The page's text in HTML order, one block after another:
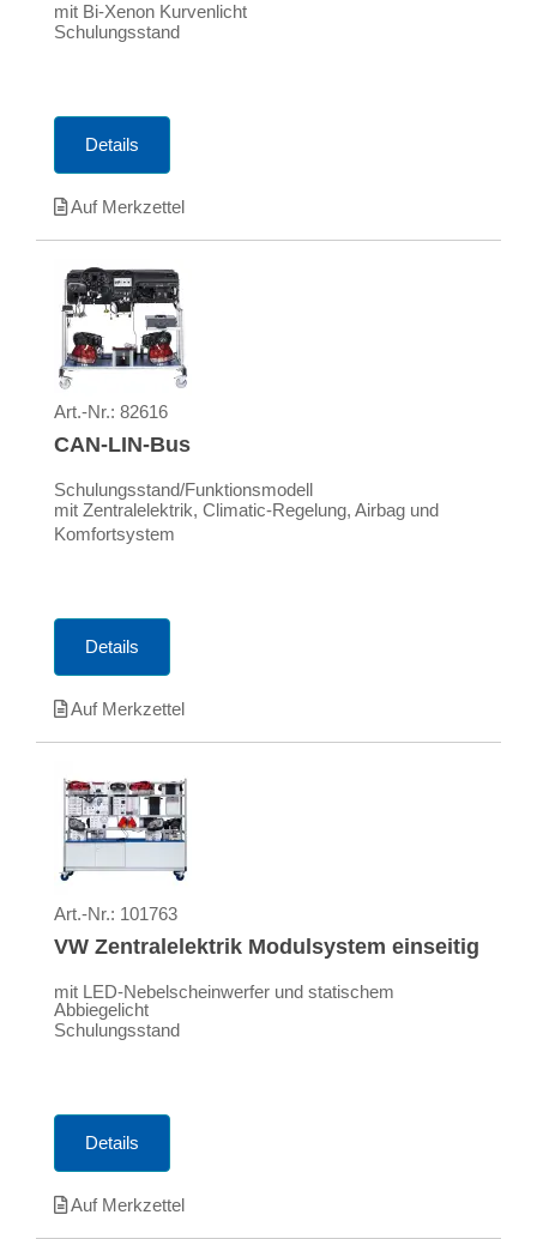
mit Bi-Xenon Kurvenlicht
Schulungsstand
Details
Auf Merkzettel
Art.-Nr.: 82616
CAN-LIN-Bus
Schulungsstand/Funktionsmodell
mit Zentralelektrik, Climatic-Regelung, Airbag und
Komfortsystem
Details
Auf Merkzettel
Art.-Nr.: 101763
VW Zentralelektrik Modulsystem einseitig
mit LED-Nebelscheinwerfer und statischem
Abbiegelicht
Schulungsstand
Details
Auf Merkzettel